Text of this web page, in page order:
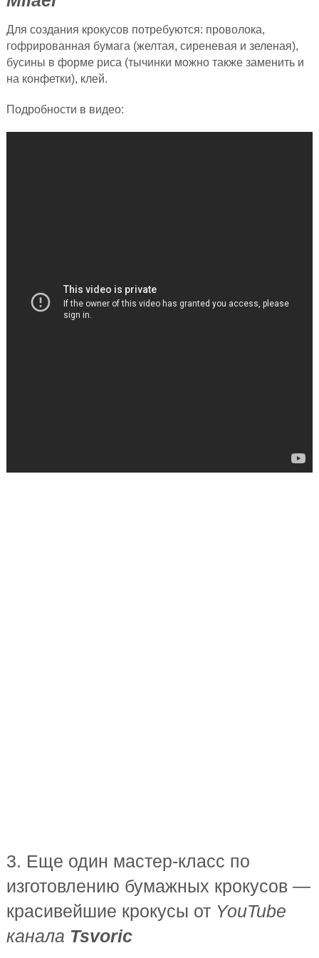
Для создания крокусов потребуются: проволока,
гофрированная бумага (желтая, сиреневая и зеленая),
бусины в форме риса (тычинки можно также заменить и
на конфетки), клей.
Подробности в видео:
3. Еще один мастер-класс по
изготовлению бумажных крокусов —
красивейшие крокусы от YouTube
канала Tsvoric